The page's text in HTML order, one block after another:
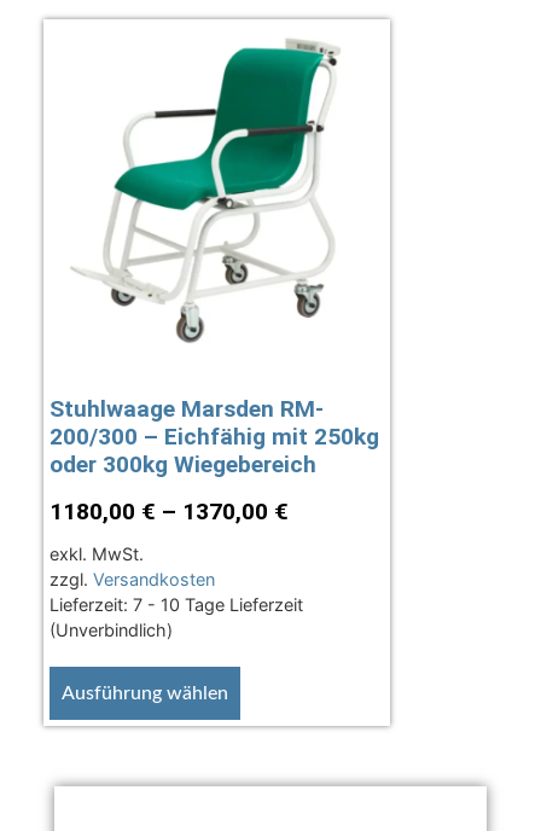
Stuhlwaage Marsden RM-
200/300 – Eichfähig mit 250kg
oder 300kg Wiegebereich
1180,00 € – 1370,00 €
exkl. MwSt.
zzgl. Versandkosten
Lieferzeit: 7 - 10 Tage Lieferzeit
(Unverbindlich)
Ausführung wählen